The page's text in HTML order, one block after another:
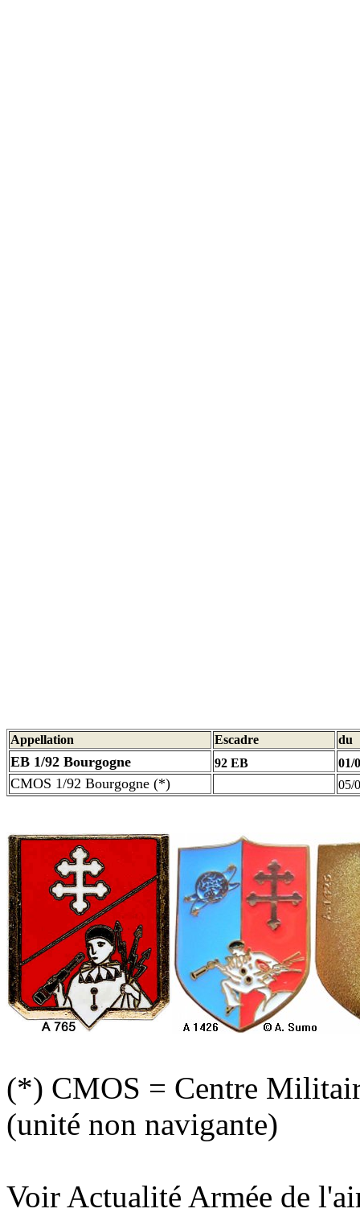
Appellation Escadre du
EB 1/92 Bourgogne 92 EB 01/
CMOS 1/92 Bourgogne (*) 05/
(*) CMOS = Centre
(unité non navigante)
Voir Actualité Armée de